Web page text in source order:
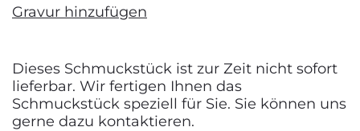
Gravur hinzufügen
Dieses Schmuckstück ist zur Zeit nicht sofort
lieferbar. Wir fertigen Ihnen das
Schmuckstück speziell für Sie. Sie können uns
gerne dazu kontaktieren.